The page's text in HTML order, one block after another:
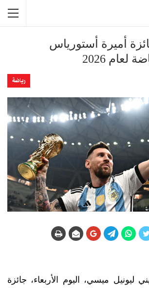
أميرة أستورياس
لعام 2026
رياضة
ليونيل ميسي، اليوم الأربعاء، جائزة